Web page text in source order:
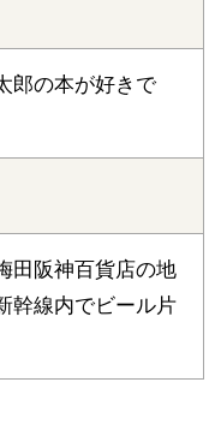
郎の本が好きで
田阪神百貨店の地
幹線内でビール片